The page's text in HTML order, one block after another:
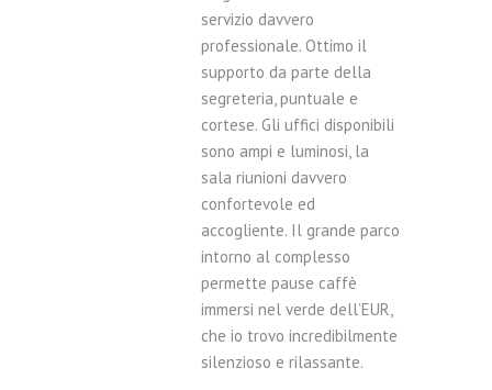
servizio davvero
professionale. Ottimo il
supporto da parte della
segreteria, puntuale e
cortese. Gli uffici disponibili
sono ampi e luminosi, la
sala riunioni davvero
confortevole ed
accogliente. Il grande parco
intorno al complesso
permette pause caffè
immersi nel verde dell’EUR,
che io trovo incredibilmente
silenzioso e rilassante.